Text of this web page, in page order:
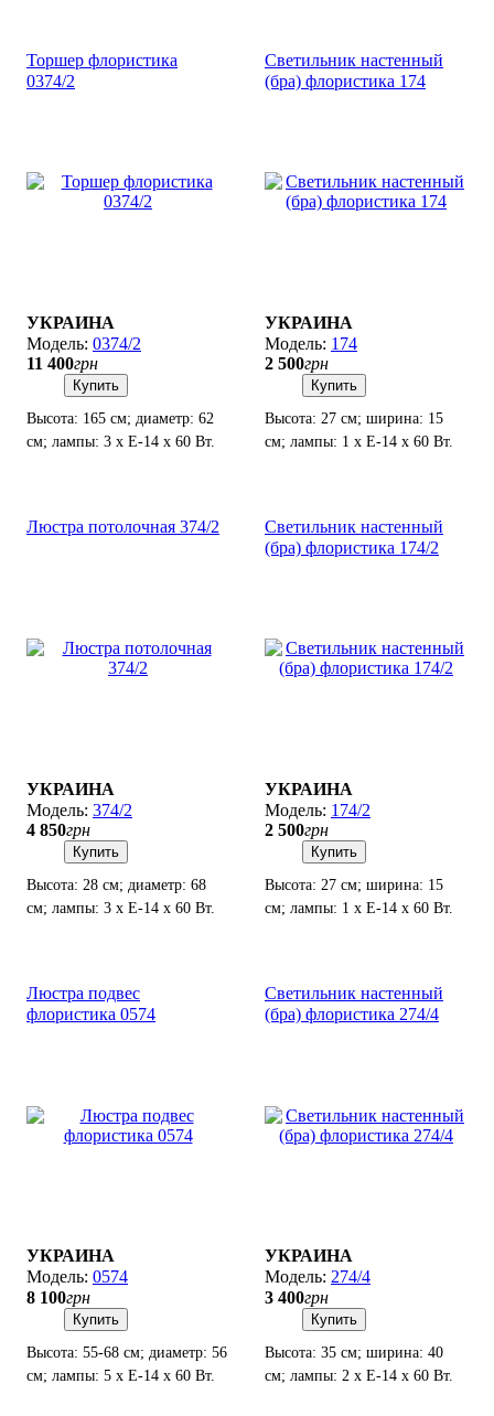
Торшер флористика
0374/2
УКРАИНА
0374/2
11 400грн
Купить
Высота: 165 см; диаметр: 62
см; лампы: 3 х Е-14 х 60 Вт.
Светильник настенный
(бра) флористика 174
УКРАИНА
174
2 500грн
Купить
Высота: 27 см; ширина: 15
см; лампы: 1 х Е-14 х 60 Вт.
Люстра потолочная 374/2
УКРАИНА
374/2
4 850грн
Купить
Высота: 28 см; диаметр: 68
см; лампы: 3 х Е-14 х 60 Вт.
Светильник настенный
(бра) флористика 174/2
УКРАИНА
174/2
2 500грн
Купить
Высота: 27 см; ширина: 15
см; лампы: 1 х Е-14 х 60 Вт.
Люстра подвес
флористика 0574
УКРАИНА
0574
8 100грн
Купить
Высота: 55-68 см; диаметр: 56
см; лампы: 5 х Е-14 х 60 Вт.
Светильник настенный
(бра) флористика 274/4
УКРАИНА
274/4
3 400грн
Купить
Высота: 35 см; ширина: 40
см; лампы: 2 х Е-14 х 60 Вт.